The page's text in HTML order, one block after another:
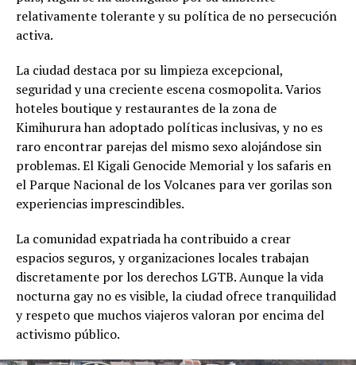
relativamente tolerante y su política de no persecución
activa.
La ciudad destaca por su limpieza excepcional,
seguridad y una creciente escena cosmopolita. Varios
hoteles boutique y restaurantes de la zona de
Kimihurura han adoptado políticas inclusivas, y no es
raro encontrar parejas del mismo sexo alojándose sin
problemas. El Kigali Genocide Memorial y los safaris en
el Parque Nacional de los Volcanes para ver gorilas son
experiencias imprescindibles.
La comunidad expatriada ha contribuido a crear
espacios seguros, y organizaciones locales trabajan
discretamente por los derechos LGTB. Aunque la vida
nocturna gay no es visible, la ciudad ofrece tranquilidad
y respeto que muchos viajeros valoran por encima del
activismo público.